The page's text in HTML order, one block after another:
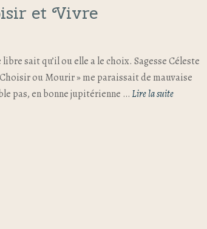
et Vivre
sait qu’il ou elle a le choix. Sagesse Céleste
ou Mourir » me paraissait de mauvaise
pas, en bonne jupitérienne …Lire la suite